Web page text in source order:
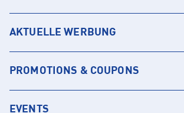
AKTUELLE WERBUNG
PROMOTIONS & COUPONS
EVENTS